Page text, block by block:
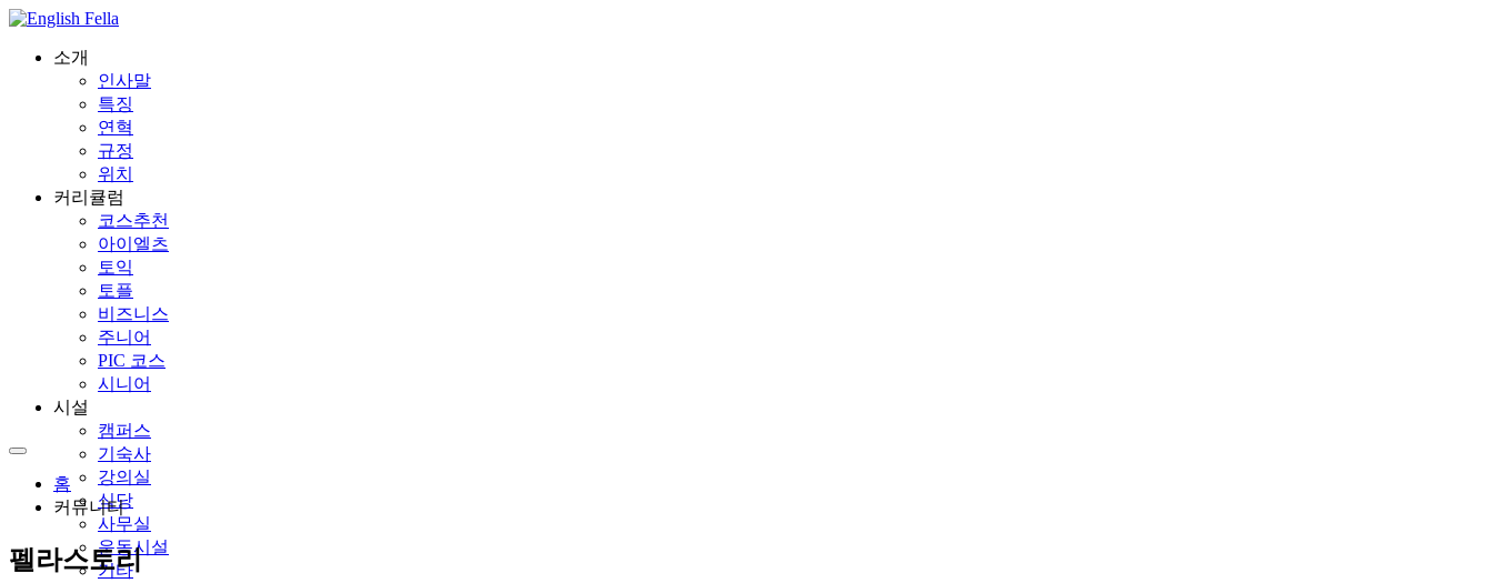
소개
인사말
특징
연혁
규정
위치
커리큘럼
코스추천
아이엘츠
토익
토플
비즈니스
주니어
PIC 코스
시니어
시설
캠퍼스
기숙사
강의실
식당
사무실
운동시설
기타
홈
커뮤니티
펠라스토리